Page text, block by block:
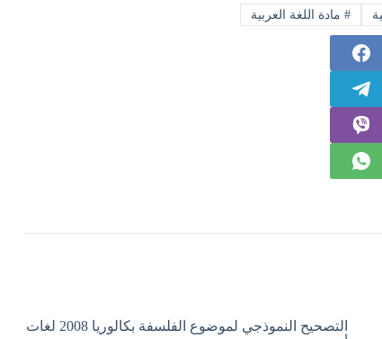
#مادة اللغة العربية
التصحيح النموذجي لموضوع الفلسفة بكالوريا 2008 لغات